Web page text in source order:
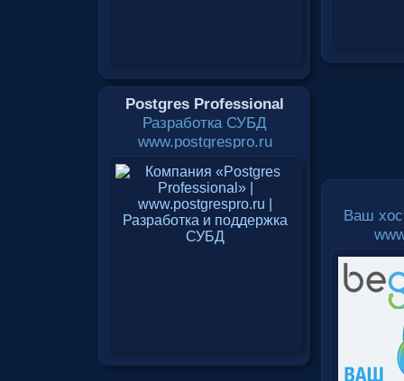
Postgres Professional
Разработка СУБД
www.postgrespro.ru
Ваш